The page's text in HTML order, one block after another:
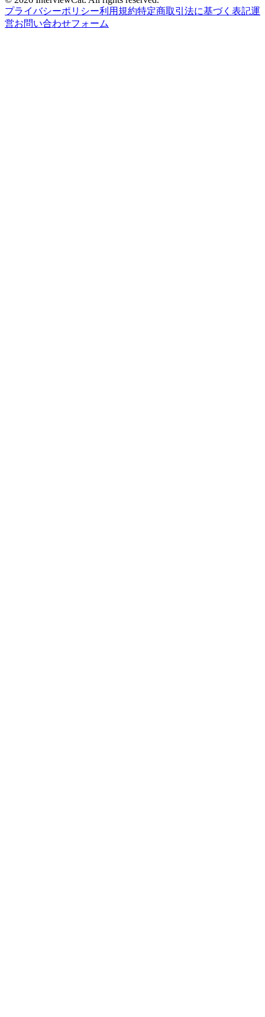
プライバシーポリシー利用規約特定商取引法に基づく表記運
営お問い合わせフォーム